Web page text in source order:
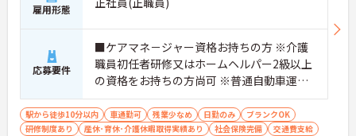
雇用形態
応募要件
■ケアマネ－ジャー資格お持ちの方 ※介護
職員初任者研修又はホームヘルパー2級以上
の資格をお持ちの方尚可 ※普通自動車運転
免許必須（AT可）
駅から徒歩10分以内 車通勤可 残業少なめ 日勤のみ
ブランクOK
研修制度あり
産休･育休･介護休暇取得実績あり 社会保険完備
交通費支給